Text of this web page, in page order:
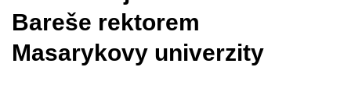
Bareše rektorem
Masarykovy univerzity